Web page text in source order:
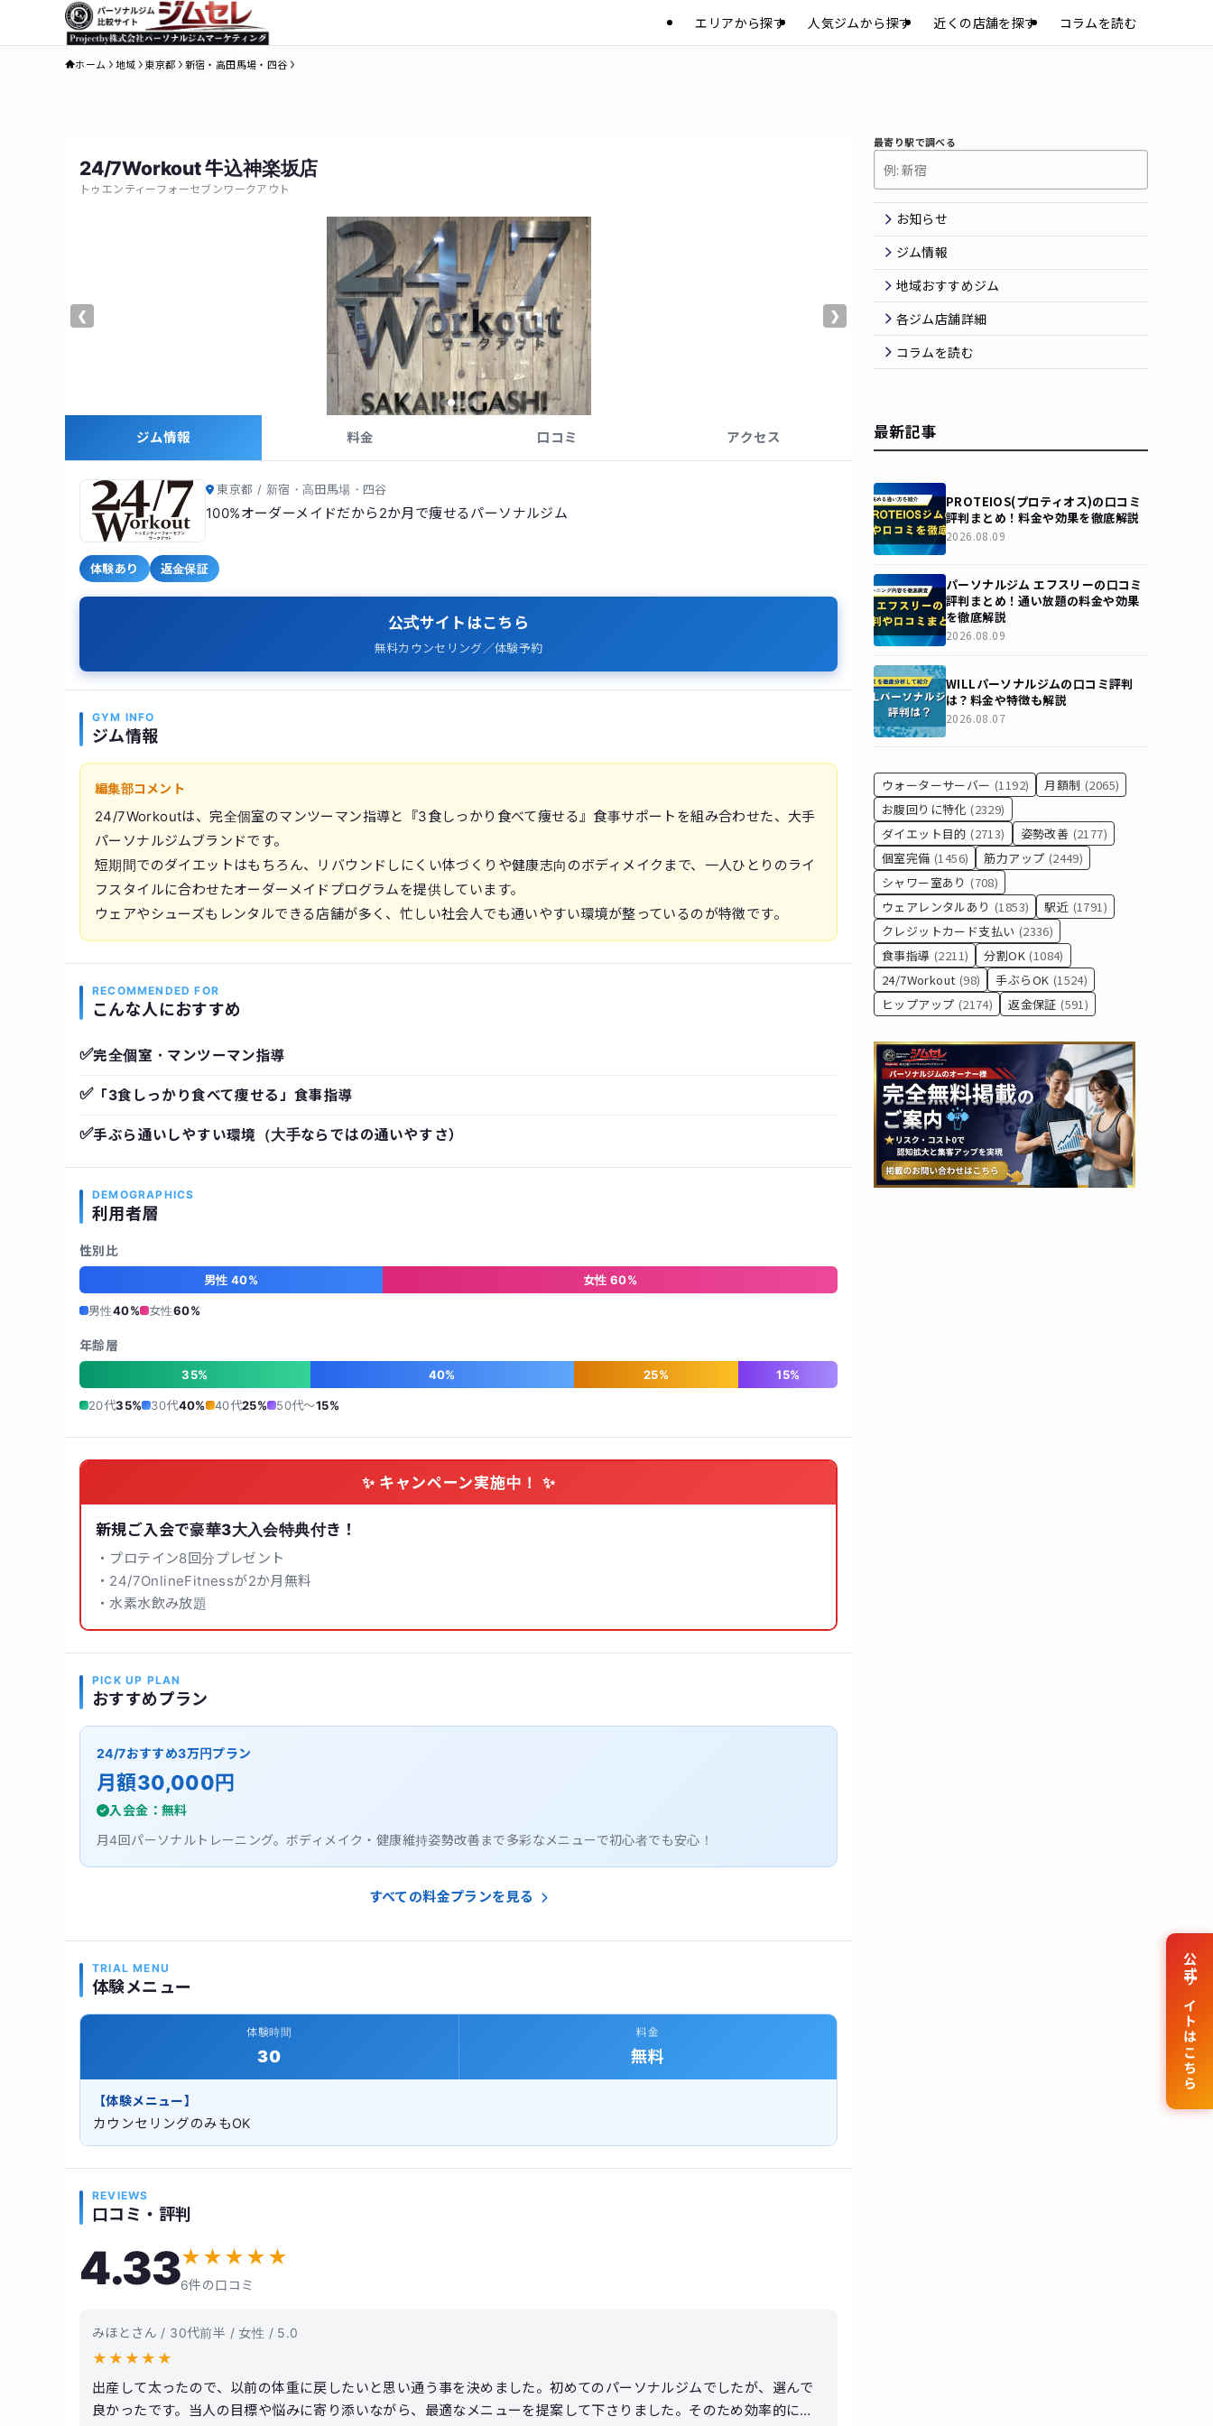
エリアから探す 人気ジムから探す 近くの店舗を探す コラムを読む
ホーム 地域 東京都 新宿・高田馬場・四谷
24/7Workout 牛込神楽坂店
トゥエンティーフォーセブンワークアウト
❮ ❯
ジム情報 料金 口コミ アクセス
東京都 / 新宿・高田馬場・四谷
100%オーダーメイドだから2か月で痩せるパーソナルジム
体験あり 返金保証
公式サイトはこちら
無料カウンセリング／体験予約
GYM INFO
ジム情報
編集部コメント
24/7Workoutは、完全個室のマンツーマン指導と『3食しっかり食べて痩せる』食事サポートを組み合わせた、大手
パーソナルジムブランドです。
短期間でのダイエットはもちろん、リバウンドしにくい体づくりや健康志向のボディメイクまで、一人ひとりのライ
フスタイルに合わせたオーダーメイドプログラムを提供しています。
ウェアやシューズもレンタルできる店舗が多く、忙しい社会人でも通いやすい環境が整っているのが特徴です。
RECOMMENDED FOR
こんな人におすすめ
✅完全個室・マンツーマン指導
✅「3食しっかり食べて痩せる」食事指導
✅手ぶら通いしやすい環境（大手ならではの通いやすさ）
DEMOGRAPHICS
利用者層
性別比
男性 40% 女性 60%
男性40% 女性60%
年齢層
35% 40% 25% 15%
20代35% 30代40% 40代25% 50代〜15%
✨ キャンペーン実施中！ ✨
新規ご入会で豪華3大入会特典付き！
・プロテイン8回分プレゼント
・24/7OnlineFitnessが2か月無料
・水素水飲み放題
PICK UP PLAN
おすすめプラン
24/7おすすめ3万円プラン
月額30,000円
入会金：無料
月4回パーソナルトレーニング。ボディメイク・健康維持姿勢改善まで多彩なメニューで初心者でも安心！
すべての料金プランを見る
TRIAL MENU
体験メニュー
体験時間
30
料金
無料
【体験メニュー】
カウンセリングのみもOK
REVIEWS
口コミ・評判
4.33★★★★★
6件の口コミ
みほとさん / 30代前半 / 女性 / 5.0
★ ★ ★ ★ ★
出産して太ったので、以前の体重に戻したいと思い通う事を決めました。初めてのパーソナルジムでしたが、選んで
良かったです。当人の目標や悩みに寄り添いながら、最適なメニューを提案して下さりました。そのため効率的に理
最寄り駅で調べる
お知らせ
ジム情報
地域おすすめジム
各ジム店舗詳細
コラムを読む
最新記事
PROTEIOS(プロティオス)の口コミ
評判まとめ！料金や効果を徹底解説
2026.08.09
パーソナルジム エフスリーの口コミ
評判まとめ！通い放題の料金や効果
を徹底解説
2026.08.09
WILLパーソナルジムの口コミ評判
は？料金や特徴も解説
2026.08.07
ウォーターサーバー (1192) 月額制 (2065)
お腹回りに特化 (2329)
ダイエット目的 (2713) 姿勢改善 (2177)
個室完備 (1456) 筋力アップ (2449)
シャワー室あり (708)
ウェアレンタルあり (1853) 駅近 (1791)
クレジットカード支払い (2336)
食事指導 (2211) 分割OK (1084)
24/7Workout (98) 手ぶらOK (1524)
ヒップアップ (2174) 返金保証 (591)
公式サイトはこちら